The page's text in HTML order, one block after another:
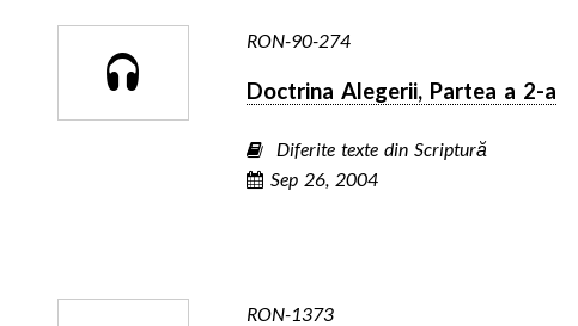
RON-90-274
Doctrina Alegerii, Partea a 2-a
Diferite texte din Scriptură
Sep 26, 2004
RON-1373